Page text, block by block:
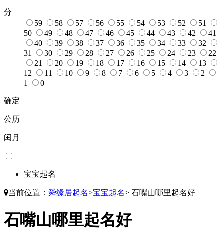
分
59
58 57 56 55 54 53 52
51
50
49 48 47 46 45 44 43 42
41
40
39 38 37 36 35 34 33
32
31
30 29 28 27 26 25 24 23
22
21
20 19 18 17 16 15 14
13
12
11 10 9 8 7 6 5 4 3
2
1
0
确定
公历
闰月
宝宝起名
当前位置： 舜缘居起名>宝宝起名> 石嘴山哪里起名好
石嘴山哪里起名好